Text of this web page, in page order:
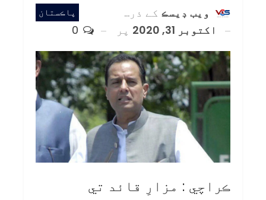
پاڪستان ويب ڊيسڪ کے ذریعہ
اکتوبر 31, 2020
پر
ڪراچي : مزارِ قائد تي